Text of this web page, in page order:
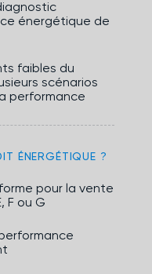
énergétique de
faibles du
scénarios
performance
ÉNERGÉTIQUE ?
pour la vente
F ou G